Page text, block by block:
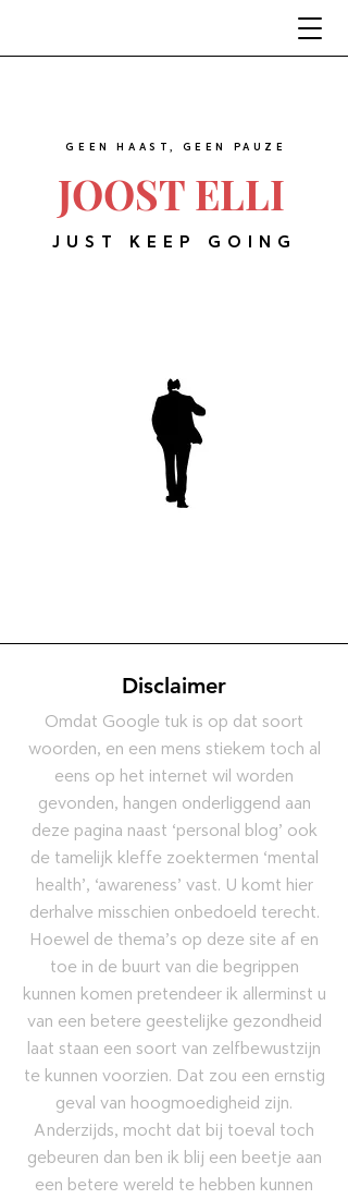
JOOST ELLI
GEEN HAAST, GEEN PAUZE
JUST KEEP GOING
Disclaimer
Omdat Google tuk is op dat soort
woorden, en een mens stiekem toch al
eens op het internet wil worden
gevonden, hangen onderliggend aan
deze pagina naast ‘personal blog’ ook
de tamelijk kleffe zoektermen ‘mental
health’, ‘awareness’ vast. U komt hier
derhalve misschien onbedoeld terecht.
Hoewel de thema’s op deze site af en
toe in de buurt van die begrippen
kunnen komen pretendeer ik allerminst u
van een betere geestelijke gezondheid
laat staan een soort van zelfbewustzijn
te kunnen voorzien. Dat zou een ernstig
geval van hoogmoedigheid zijn.
Anderzijds, mocht dat bij toeval toch
gebeuren dan ben ik blij een beetje aan
een betere wereld te hebben kunnen